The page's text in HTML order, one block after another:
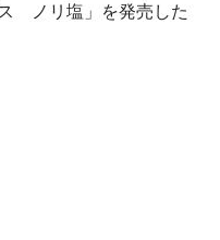
ノリ塩」を発売した